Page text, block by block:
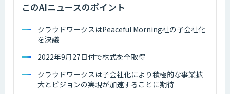
このAIニュースのポイント
クラウドワークスはPeaceful Morning社の子会社化
を決議
2022年9月27日付で株式を全取得
クラウドワークスは子会社化により積極的な事業拡
大とビジョンの実現が加速することに期待